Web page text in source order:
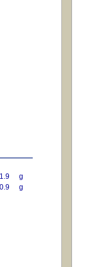
g
0.9 g